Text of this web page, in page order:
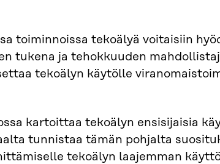
toiminnoissa tekoälyä voitaisiin
tukena ja tehokkuuden
tekoälyn käytölle
kartoittaa tekoälyn ensisijaisia
tunnistaa tämän pohjalta
tekoälyn laajemman